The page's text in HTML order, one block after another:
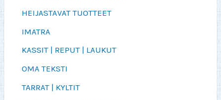
HEIJASTAVAT TUOTTEET
IMATRA
KASSIT | REPUT | LAUKUT
OMA TEKSTI
TARRAT | KYLTIT